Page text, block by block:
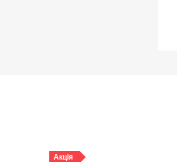
Акція